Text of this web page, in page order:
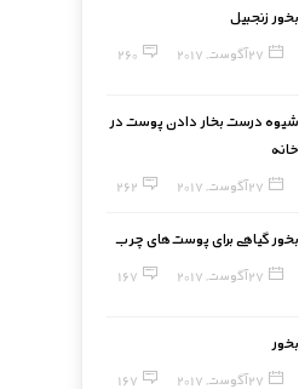
بخور زنجبیل
27 آگوست, 2017 260
شیوه درست بخار دادن پوست در
خانه
27 آگوست, 2017 262
بخور گیاهی برای پوست‌های چرب
27 آگوست, 2017 167
بخور
27 آگوست, 2017 167